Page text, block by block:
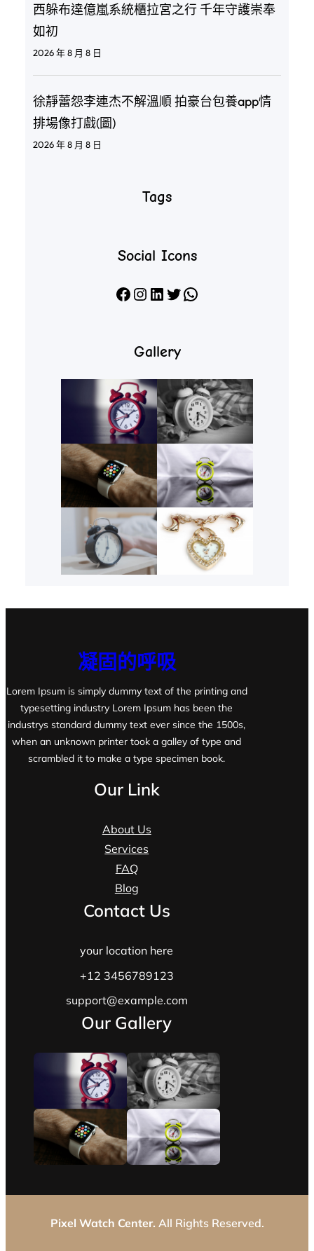
西躲布達億嵐系統櫃拉宮之行 千年守護崇奉
如初
2026 年 8 月 8 日
徐靜蕾怨李連杰不解溫順 拍豪台包養app情
排場像打戲(圖)
2026 年 8 月 8 日
Tags
Social Icons
Facebook Instagram LinkedIn X WhatsApp
Gallery
凝固的呼吸
Lorem Ipsum is simply dummy text of the printing and
typesetting industry Lorem Ipsum has been the
industrys standard dummy text ever since the 1500s,
when an unknown printer took a galley of type and
scrambled it to make a type specimen book.
Our Link
About Us
Services
FAQ
Blog
Contact Us
your location here
+12 3456789123
support@example.com
Our Gallery
Pixel Watch Center. All Rights Reserved.